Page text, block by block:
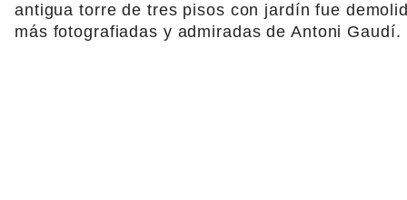
antigua torre de tres pisos con jardín fue
más fotografiadas y admiradas de Antoni Gaudí.